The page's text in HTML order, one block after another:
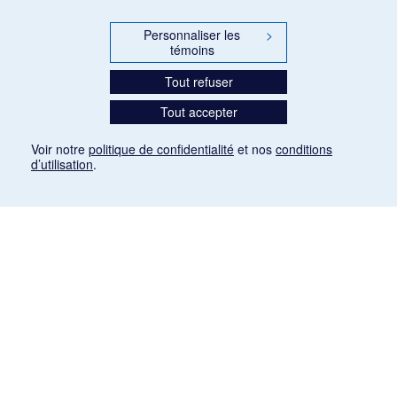
Personnaliser les
témoins
>
Tout refuser
Tout accepter
Voir notre politique de confidentialité et nos conditions
d’utilisation.